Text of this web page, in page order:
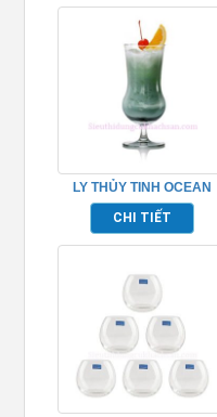
LY THỦY TINH OCEAN
CUBA HURRICANE
TP_1522H16
CHI TIẾT